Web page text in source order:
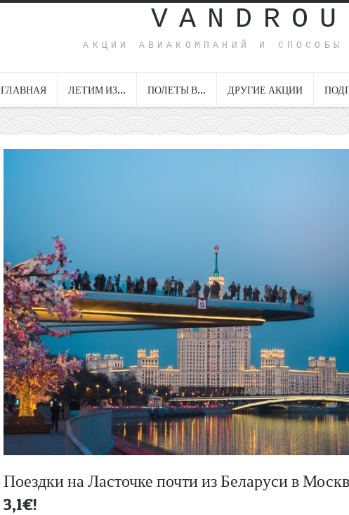
АКЦИИ АВИАКОМПАНИЙ И СПОСОБЫ
ГЛАВНАЯ ЛЕТИМ ИЗ… ПОЛЕТЫ В… ДРУГИЕ АКЦИИ
Поездки на Ласточке почти из Беларуси в
3,1€!